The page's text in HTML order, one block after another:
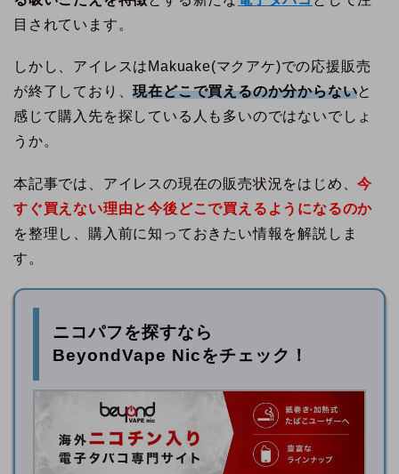
目されています。
しかし、アイレスはMakuake(マクアケ)での応援販売
が終了しており、現在どこで買えるのか分からないと
感じて購入先を探している人も多いのではないでしょ
うか。
本記事では、アイレスの現在の販売状況をはじめ、今
すぐ買えない理由と今後どこで買えるようになるのか
を整理し、購入前に知っておきたい情報を解説しま
す。
ニコパフを探すなら
BeyondVape Nicをチェック！